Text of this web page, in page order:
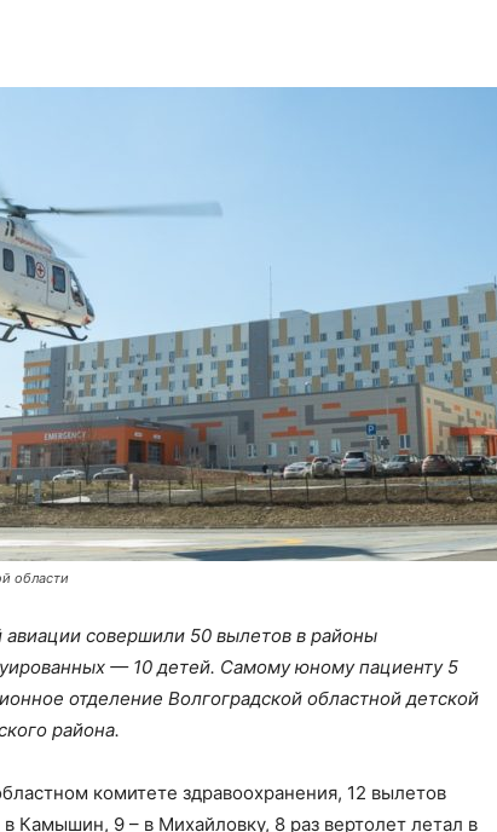
области
авиации совершили 50 вылетов в районы
— 10 детей. Самому юному пациенту 5
отделение Волгоградской областной детской
района.
комитете здравоохранения, 12 вылетов
Камышин, 9 – в Михайловку, 8 раз вертолет летал в